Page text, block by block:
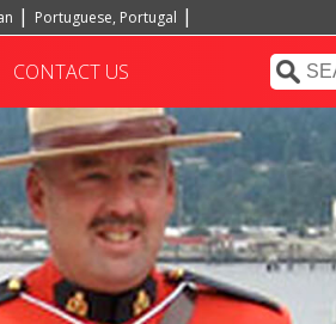
Portuguese, Portugal
CONTACT US